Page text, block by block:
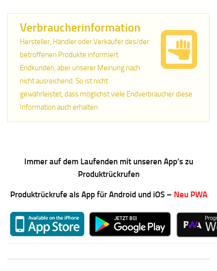
Verbraucherinformation
Hersteller, Händler oder Verkäufer des/der
betroffenen Produkte informiert
Endkunden, aber unserer Meinung nach
nicht ausreichend. So ist nicht
gewährleistet, dass möglichst viele Endverbraucher diese
Information auch erhalten
Immer auf dem Laufenden mit unseren App’s zu
Produktrückrufen
Produktrückrufe als App für Android und iOS – Neu PWA